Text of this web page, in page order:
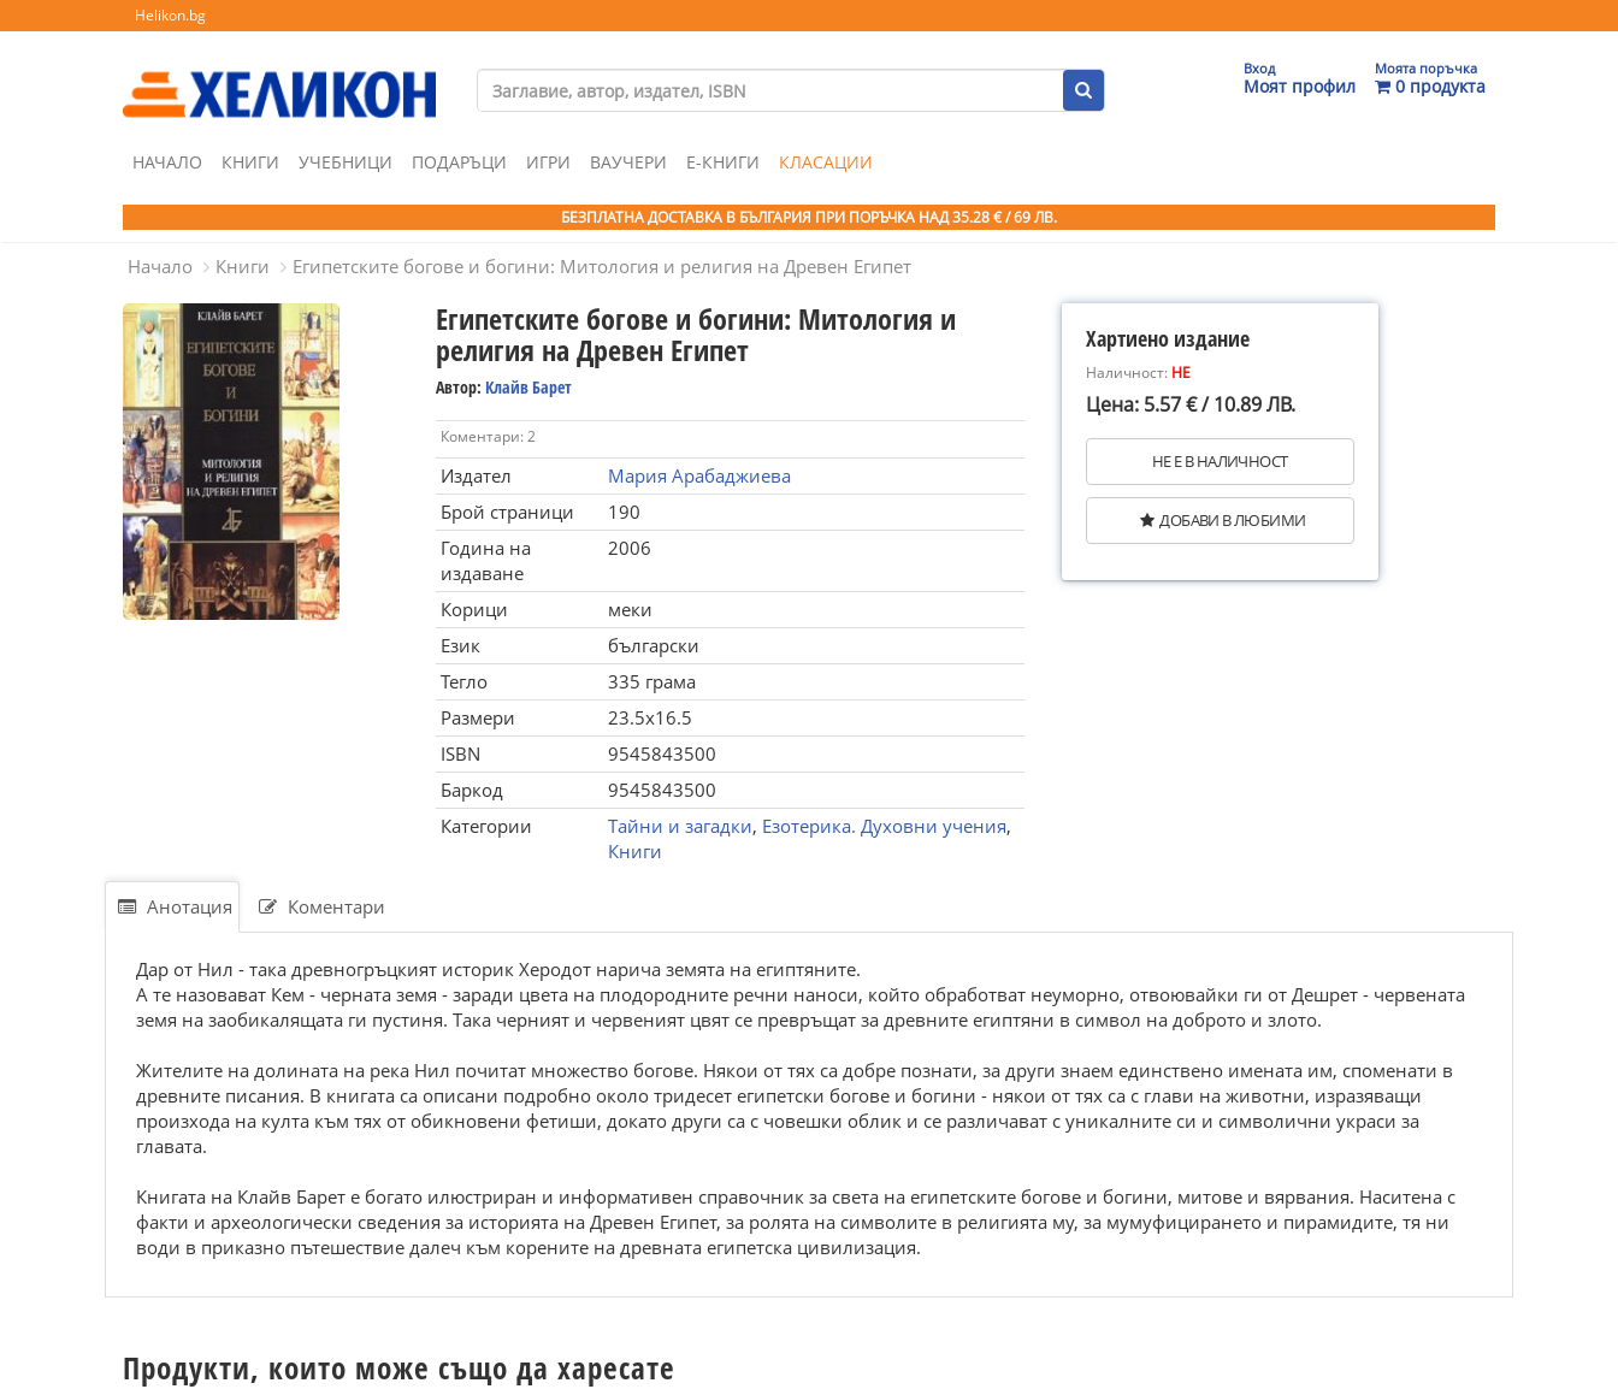
Helikon.bg
Вход
Моят профил
Моята поръчка
0 продукта
НАЧАЛО КНИГИ УЧЕБНИЦИ ПОДАРЪЦИ ИГРИ ВАУЧЕРИ Е-КНИГИ КЛАСАЦИИ
БЕЗПЛАТНА ДОСТАВКА В БЪЛГАРИЯ ПРИ ПОРЪЧКА НАД 35.28 € / 69 ЛВ.
Начало Книги Египетските богове и богини: Митология и религия на Древен Египет
Египетските богове и богини: Митология и
религия на Древен Египет
Автор: Клайв Барет
Коментари: 2
Издател
Мария Арабаджиева
Брой страници
190
Година на
издаване
2006
Корици
меки
Език
български
Тегло
335 грама
Размери
23.5x16.5
ISBN
9545843500
Баркод
9545843500
Категории
Тайни и загадки, Езотерика. Духовни учения,
Книги
Хартиено издание
Наличност: НЕ
Цена: 5.57 € / 10.89 ЛВ.
НЕ Е В НАЛИЧНОСТ
ДОБАВИ В ЛЮБИМИ
Анотация Коментари
Дар от Нил - така древногръцкият историк Херодот нарича земята на египтяните.
А те назовават Кем - черната земя - заради цвета на плодородните речни наноси, който обработват неуморно, отвоювайки ги от Дешрет - червената
земя на заобикалящата ги пустиня. Така черният и червеният цвят се превръщат за древните египтяни в символ на доброто и злото.
Жителите на долината на река Нил почитат множество богове. Някои от тях са добре познати, за други знаем единствено имената им, споменати в
древните писания. В книгата са описани подробно около тридесет египетски богове и богини - някои от тях са с глави на животни, изразяващи
произхода на култа към тях от обикновени фетиши, докато други са с човешки облик и се различават с уникалните си и символични украси за
главата.
Книгата на Клайв Барет е богато илюстриран и информативен справочник за света на египетските богове и богини, митове и вярвания. Наситена с
факти и археологически сведения за историята на Древен Египет, за ролята на символите в религията му, за мумуфицирането и пирамидите, тя ни
води в приказно пътешествие далеч към корените на древната египетска цивилизация.
Продукти, които може също да харесате